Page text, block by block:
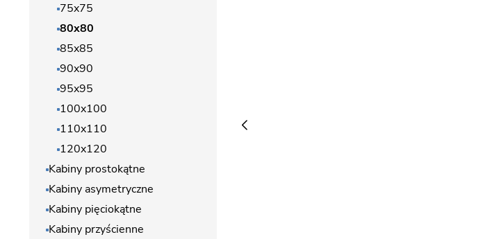
75x75
80x80
85x85
90x90
95x95
100x100
110x110
120x120
Kabiny prostokątne
Kabiny asymetryczne
Kabiny pięciokątne
Kabiny przyścienne